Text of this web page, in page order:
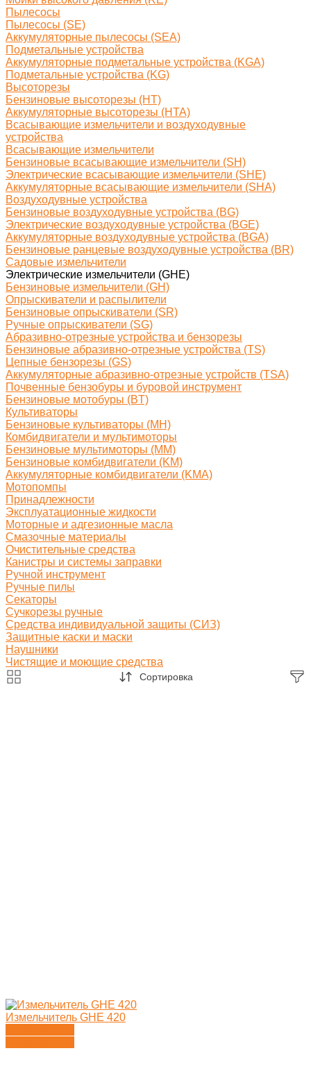
Пылесосы
Пылесосы (SE)
Аккумуляторные пылесосы (SEA)
Подметальные устройства
Аккумуляторные подметальные устройства (KGA)
Подметальные устройства (KG)
Высоторезы
Бензиновые высоторезы (HT)
Аккумуляторные высоторезы (HTA)
Всасывающие измельчители и воздуходувные
устройства
Всасывающие измельчители
Бензиновые всасывающие измельчители (SH)
Электрические всасывающие измельчители (SHE)
Аккумуляторные всасывающие измельчители (SHA)
Воздуходувные устройства
Бензиновые воздуходувные устройства (BG)
Электрические воздуходувные устройства (BGE)
Аккумуляторные воздуходувные устройства (BGA)
Бензиновые ранцевые воздуходувные устройства (BR)
Садовые измельчители
Электрические измельчители (GHE)
Бензиновые измельчители (GH)
Опрыскиватели и распылители
Бензиновые опрыскиватели (SR)
Ручные опрыскиватели (SG)
Абразивно-отрезные устройства и бензорезы
Бензиновые абразивно-отрезные устройства (TS)
Цепные бензорезы (GS)
Аккумуляторные абразивно-отрезные устройств (TSA)
Почвенные бензобуры и буровой инструмент
Бензиновые мотобуры (BT)
Культиваторы
Бензиновые культиваторы (MH)
Комбидвигатели и мультимоторы
Бензиновые мультимоторы (MM)
Бензиновые комбидвигатели (KM)
Аккумуляторные комбидвигатели (KMA)
Мотопомпы
Принадлежности
Эксплуатационные жидкости
Моторные и адгезионные масла
Смазочные материалы
Очистительные средства
Канистры и системы заправки
Ручной инструмент
Ручные пилы
Секаторы
Сучкорезы ручные
Средства индивидуальной защиты (СИЗ)
Защитные каски и маски
Наушники
Чистящие и моющие средства
Сортировка
Измельчитель GHE 420